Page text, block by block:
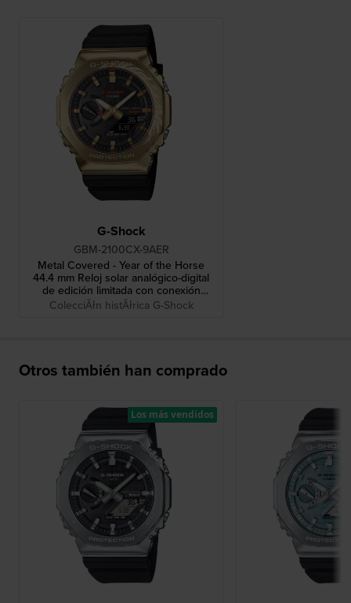
G-Shock
GBM-2100CX-9AER
Metal Covered - Year of the Horse
44.4 mm Reloj solar analógico-digital
de edición limitada con conexión
Bluetooth
ColecciĂłn histĂłrica G-Shock
Otros también han comprado
Los más vendidos